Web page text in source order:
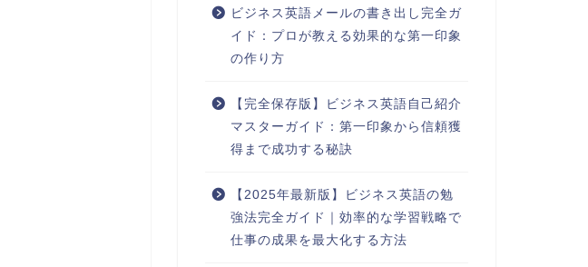
ビジネス英語メールの書き出し完全ガ
イド：プロが教える効果的な第一印象
の作り方
【完全保存版】ビジネス英語自己紹介
マスターガイド：第一印象から信頼獲
得まで成功する秘訣
【2025年最新版】ビジネス英語の勉
強法完全ガイド｜効率的な学習戦略で
仕事の成果を最大化する方法